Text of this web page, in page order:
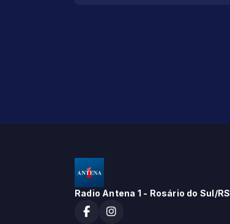
Radio Antena 1 - Rosário do Sul/RS